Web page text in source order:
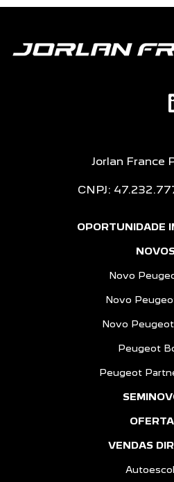
Jorlan France
CNPJ:
OPORTUNIDADE
Novo
Novo
Novo
Peugeot
Peugeot
VENDAS